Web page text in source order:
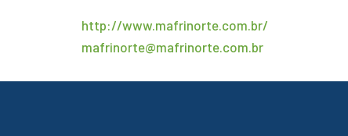
http://www.mafrinorte.com.br/
mafrinorte@mafrinorte.com.br